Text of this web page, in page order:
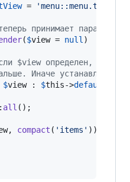
= 'menu::menu.template
принимает параметр
($view = null )
$view определен,
Иначе
$view : $this->defaultView
all ();
, compact ( ' items ' ));